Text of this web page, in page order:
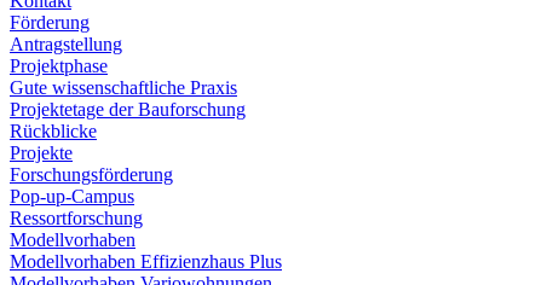
Förderung
Antragstellung
Projektphase
Gute wissenschaftliche Praxis
Projektetage der Bauforschung
Rückblicke
Projekte
Forschungsförderung
Pop-up-Campus
Ressortforschung
Modellvorhaben
Modellvorhaben Effizienzhaus Plus